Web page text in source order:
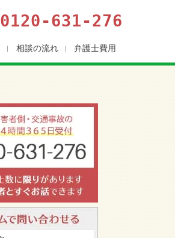
0120-631-276
相談の流れ 弁護士費用